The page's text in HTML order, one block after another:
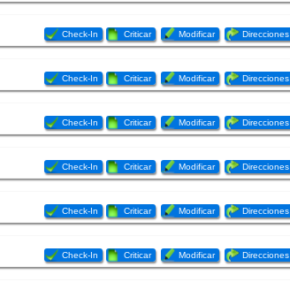
Check-In Criticar Modificar Direcciones
Check-In Criticar Modificar Direcciones
Check-In Criticar Modificar Direcciones
Check-In Criticar Modificar Direcciones
Check-In Criticar Modificar Direcciones
Check-In Criticar Modificar Direcciones